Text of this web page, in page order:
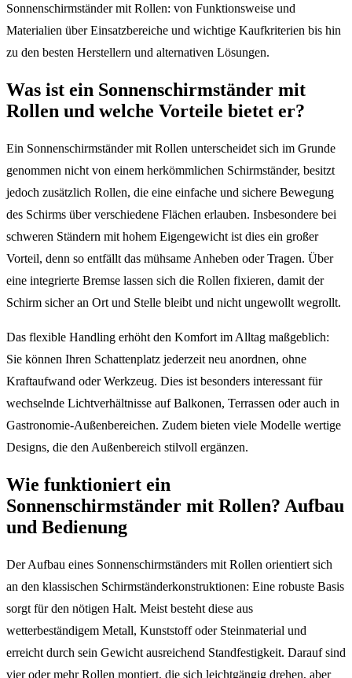
Sonnenschirmständer mit Rollen: von Funktionsweise und
Materialien über Einsatzbereiche und wichtige Kaufkriterien bis hin
zu den besten Herstellern und alternativen Lösungen.
Was ist ein Sonnenschirmständer mit
Rollen und welche Vorteile bietet er?
Ein Sonnenschirmständer mit Rollen unterscheidet sich im Grunde
genommen nicht von einem herkömmlichen Schirmständer, besitzt
jedoch zusätzlich Rollen, die eine einfache und sichere Bewegung
des Schirms über verschiedene Flächen erlauben. Insbesondere bei
schweren Ständern mit hohem Eigengewicht ist dies ein großer
Vorteil, denn so entfällt das mühsame Anheben oder Tragen. Über
eine integrierte Bremse lassen sich die Rollen fixieren, damit der
Schirm sicher an Ort und Stelle bleibt und nicht ungewollt wegrollt.
Das flexible Handling erhöht den Komfort im Alltag maßgeblich:
Sie können Ihren Schattenplatz jederzeit neu anordnen, ohne
Kraftaufwand oder Werkzeug. Dies ist besonders interessant für
wechselnde Lichtverhältnisse auf Balkonen, Terrassen oder auch in
Gastronomie-Außenbereichen. Zudem bieten viele Modelle wertige
Designs, die den Außenbereich stilvoll ergänzen.
Wie funktioniert ein
Sonnenschirmständer mit Rollen? Aufbau
und Bedienung
Der Aufbau eines Sonnenschirmständers mit Rollen orientiert sich
an den klassischen Schirmständerkonstruktionen: Eine robuste Basis
sorgt für den nötigen Halt. Meist besteht diese aus
wetterbeständigem Metall, Kunststoff oder Steinmaterial und
erreicht durch sein Gewicht ausreichend Standfestigkeit. Darauf sind
vier oder mehr Rollen montiert, die sich leichtgängig drehen, aber